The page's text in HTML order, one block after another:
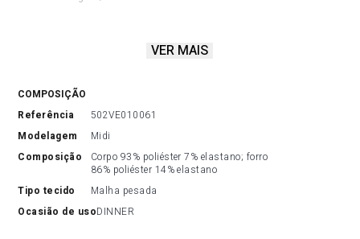
silhueta de maneira elegante. Invista!
VER MAIS
COMPOSIÇÃO
referência
502VE010061
modelagem
Midi
composição
Corpo 93% poliéster 7% elastano; forro
86% poliéster 14% elastano
tipo tecido
Malha pesada
ocasião de usoDINNER